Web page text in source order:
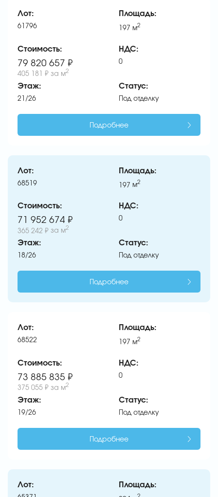
Лот:
61796
Площадь:
197 м2
Стоимость:
79 820 657 ₽
405 181 ₽ за м2
НДС:
0
Этаж:
21/26
Статус:
Под отделку
Подробнее
Лот:
68519
Площадь:
197 м2
Стоимость:
71 952 674 ₽
365 242 ₽ за м2
НДС:
0
Этаж:
18/26
Статус:
Под отделку
Подробнее
Лот:
68522
Площадь:
197 м2
Стоимость:
73 885 835 ₽
375 055 ₽ за м2
НДС:
0
Этаж:
19/26
Статус:
Под отделку
Подробнее
Лот: Площадь: